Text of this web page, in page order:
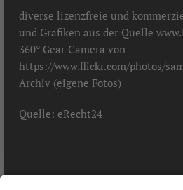
diverse lizenzfreie und
und Grafiken aus der Quelle
360° Gear Camera von
https://www.flickr.com/photos/
Archiv (eigene Fotos)
Quelle: eRecht24